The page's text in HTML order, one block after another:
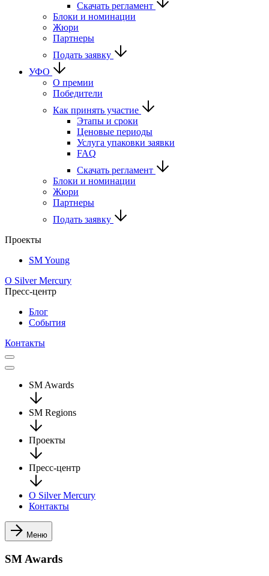
Скачать регламент
Блоки и номинации
Жюри
Партнеры
Подать заявку
УФО
О премии
Победители
Как принять участие
Этапы и сроки
Ценовые периоды
Услуга упаковки заявки
FAQ
Скачать регламент
Блоки и номинации
Жюри
Партнеры
Подать заявку
Проекты
SM Young
О Silver Mercury
Пресс-центр
Блог
События
Контакты
SM Awards
SM Regions
Проекты
Пресс-центр
О Silver Mercury
Контакты
Меню
SM Awards